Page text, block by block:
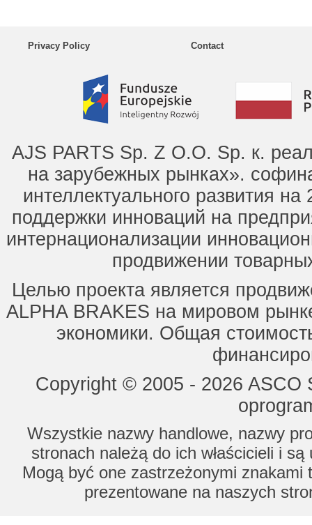
Privacy Policy Contact
AJS PARTS Sp. Z O.O. Sp. к.
на зарубежных рынках».
интеллектуального развития
поддержки инноваций на
интернационализации
продвижении
Целью проекта является
ALPHA BRAKES на мировом
экономики. Общая
Copyright © 2005 - 2026
Wszystkie nazwy handlowe, nazwy
stronach należą do ich właścicieli i
Mogą być one zastrzeżonymi znakami
prezentowane na naszych